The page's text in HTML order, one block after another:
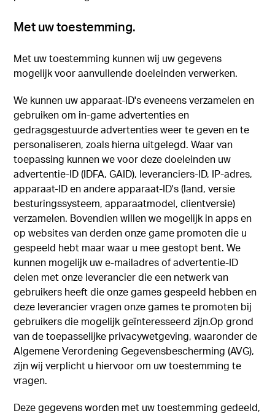
Met uw toestemming.
Met uw toestemming kunnen wij uw gegevens
mogelijk voor aanvullende doeleinden verwerken.
We kunnen uw apparaat-ID's eveneens verzamelen en
gebruiken om in-game advertenties en
gedragsgestuurde advertenties weer te geven en te
personaliseren, zoals hierna uitgelegd. Waar van
toepassing kunnen we voor deze doeleinden uw
advertentie-ID (IDFA, GAID), leveranciers-ID, IP-adres,
apparaat-ID en andere apparaat-ID's (land, versie
besturingssysteem, apparaatmodel, clientversie)
verzamelen. Bovendien willen we mogelijk in apps en
op websites van derden onze game promoten die u
gespeeld hebt maar waar u mee gestopt bent. We
kunnen mogelijk uw e-mailadres of advertentie-ID
delen met onze leverancier die een netwerk van
gebruikers heeft die onze games gespeeld hebben en
deze leverancier vragen onze games te promoten bij
gebruikers die mogelijk geïnteresseerd zijn.Op grond
van de toepasselijke privacywetgeving, waaronder de
Algemene Verordening Gegevensbescherming (AVG),
zijn wij verplicht u hiervoor om uw toestemming te
vragen.
Deze gegevens worden met uw toestemming gedeeld,